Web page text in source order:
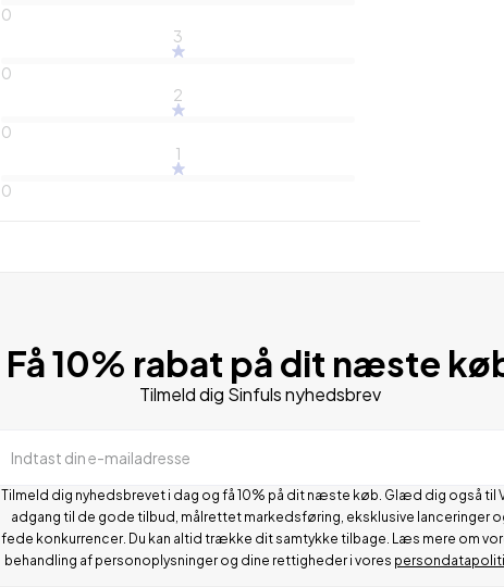
0
3
0
2
0
1
0
Få 10% rabat på dit næste
Tilmeld dig Sinfuls nyhedsbrev
Indtast din e-mailadresse
Tilmeld dig nyhedsbrevet i dag og få 10% på dit næste køb. Glæd dig også til
adgang til de gode tilbud, målrettet markedsføring, eksklusive lanceringer
fede konkurrencer. Du kan altid trække dit samtykke tilbage. Læs mere om
behandling af personoplysninger og dine rettigheder i vores